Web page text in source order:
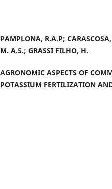
PAMPLONA, R.A.P;
M. A.S.; GRASSI FILHO, H.
AGRONOMIC ASPECTS OF
POTASSIUM FERTILIZATION